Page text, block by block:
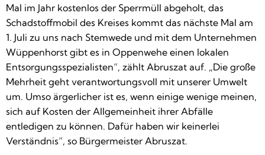
Mal im Jahr kostenlos der Sperrmüll abgeholt, das
Schadstoffmobil des Kreises kommt das nächste Mal am
1. Juli zu uns nach Stemwede und mit dem Unternehmen
Wüppenhorst gibt es in Oppenwehe einen lokalen
Entsorgungsspezialisten“, zählt Abruszat auf. „Die große
Mehrheit geht verantwortungsvoll mit unserer Umwelt
um. Umso ärgerlicher ist es, wenn einige wenige meinen,
sich auf Kosten der Allgemeinheit ihrer Abfälle
entledigen zu können. Dafür haben wir keinerlei
Verständnis“, so Bürgermeister Abruszat.